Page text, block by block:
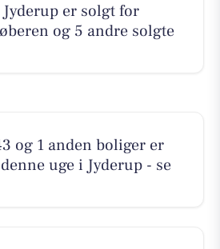
er solgt for
og 5 andre solgte
og 1 anden boliger er
uge i Jyderup - se